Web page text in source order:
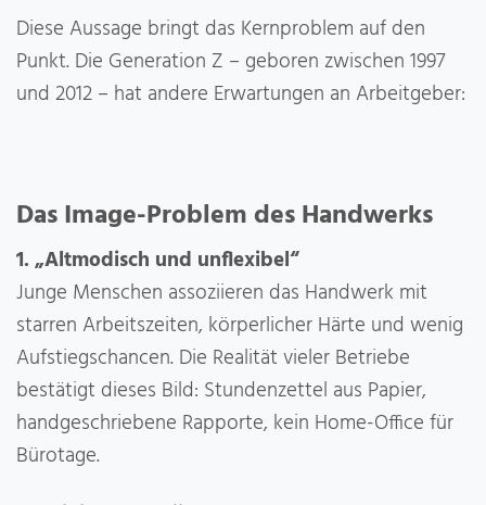
Diese Aussage bringt das Kernproblem auf den
Punkt. Die Generation Z – geboren zwischen 1997
und 2012 – hat andere Erwartungen an Arbeitgeber:
Das Image-Problem des Handwerks
1. „Altmodisch und unflexibel“
Junge Menschen assoziieren das Handwerk mit
starren Arbeitszeiten, körperlicher Härte und wenig
Aufstiegschancen. Die Realität vieler Betriebe
bestätigt dieses Bild: Stundenzettel aus Papier,
handgeschriebene Rapporte, kein Home-Office für
Bürotage.